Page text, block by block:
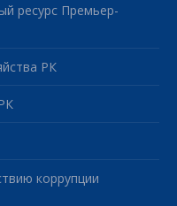
ресурс Премьер-
РК
коррупции